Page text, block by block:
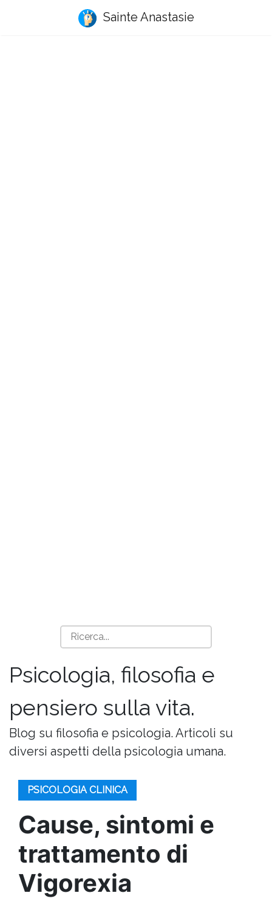
Sainte Anastasie
Psicologia, filosofia e
pensiero sulla vita.
Blog su filosofia e psicologia. Articoli su
diversi aspetti della psicologia umana.
PSICOLOGIA CLINICA
Cause, sintomi e
trattamento di
Vigorexia